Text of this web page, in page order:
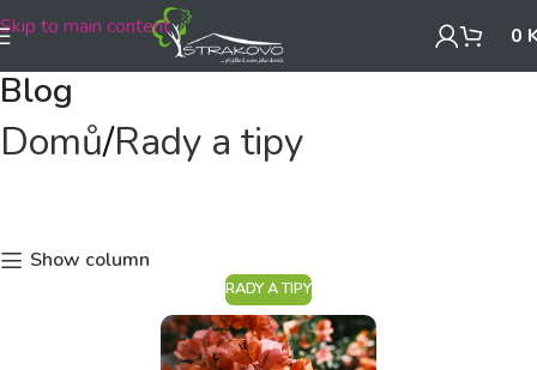
Skip to main content 0
Blog
Domů Rady a tipy
Show column
RADY A TIPY